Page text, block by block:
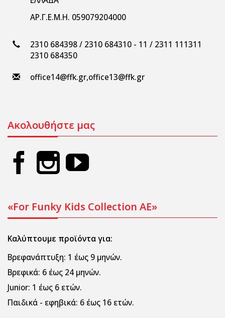
ΑΡ.Γ.Ε.Μ.Η. 059079204000
2310 684398 / 2310 684310 - 11 / 2311 111311
2310 684350
office14@ffk.gr,office13@ffk.gr
Ακολουθήστε μας
«For Funky Kids Collection AE»
Καλύπτουμε προϊόντα για:
Βρεφανάπτυξη: 1 έως 9 μηνών.
Βρεφικά: 6 έως 24 μηνών.
Junior: 1 έως 6 ετών.
Παιδικά - εφηβικά: 6 έως 16 ετών.